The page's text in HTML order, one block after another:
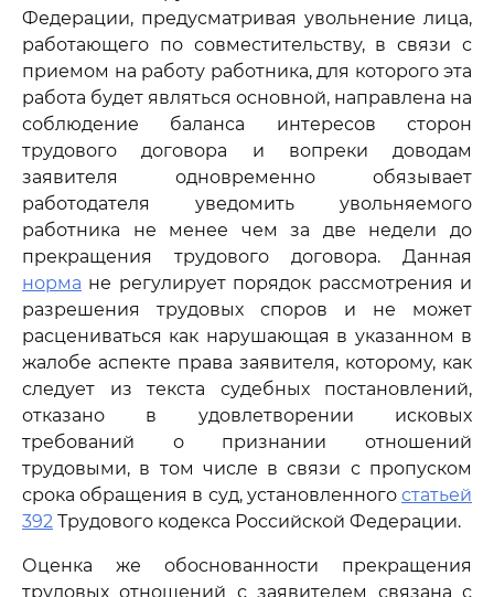
Федерации, предусматривая увольнение лица,
работающего по совместительству, в связи с
приемом на работу работника, для которого эта
работа будет являться основной, направлена на
соблюдение баланса интересов сторон
трудового договора и вопреки доводам
заявителя одновременно обязывает
работодателя уведомить увольняемого
работника не менее чем за две недели до
прекращения трудового договора. Данная
норма не регулирует порядок рассмотрения и
разрешения трудовых споров и не может
расцениваться как нарушающая в указанном в
жалобе аспекте права заявителя, которому, как
следует из текста судебных постановлений,
отказано в удовлетворении исковых
требований о признании отношений
трудовыми, в том числе в связи с пропуском
срока обращения в суд, установленного статьей
392 Трудового кодекса Российской Федерации.
Оценка же обоснованности прекращения
трудовых отношений с заявителем связана с